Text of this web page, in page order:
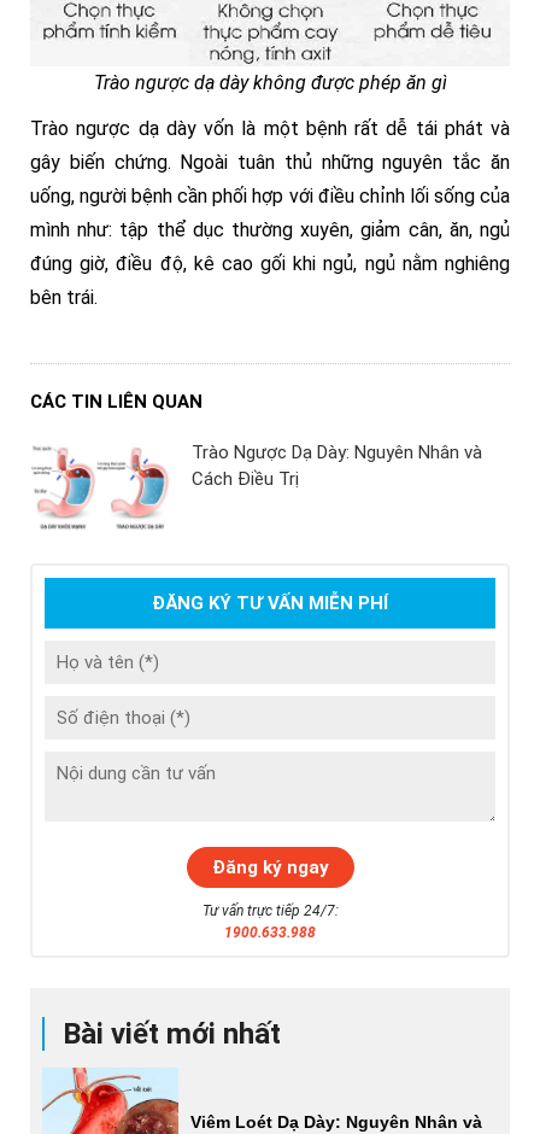
Trào ngược dạ dày không được phép ăn gì
Trào ngược dạ dày vốn là một bệnh rất dễ tái phát và
gây biến chứng. Ngoài tuân thủ những nguyên tắc ăn
uống, người bệnh cần phối hợp với điều chỉnh lối sống của
mình như: tập thể dục thường xuyên, giảm cân, ăn, ngủ
đúng giờ, điều độ, kê cao gối khi ngủ, ngủ nằm nghiêng
bên trái.
CÁC TIN LIÊN QUAN
Trào Ngược Dạ Dày: Nguyên Nhân và
Cách Điều Trị
Bài viết mới nhất
Viêm Loét Dạ Dày: Nguyên Nhân và
ĐĂNG KÝ TƯ VẤN MIỄN PHÍ
Tư vấn trực tiếp 24/7:
1900.633.988